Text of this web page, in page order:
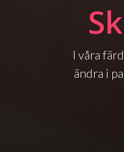
I våra
ändra i